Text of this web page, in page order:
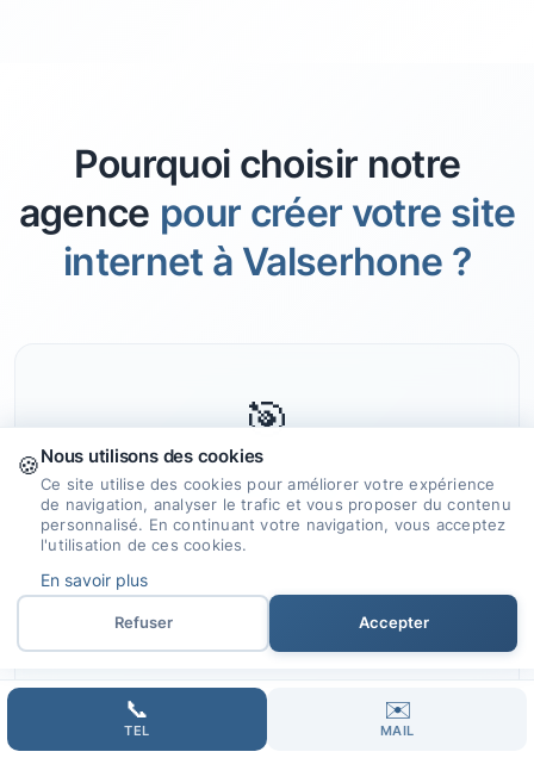
Pourquoi choisir notre
agence pour créer votre site
internet à Valserhone ?
🎯
Expertise et Savoir-faire
Nous mettons notre expérience et nos
compétences au service de votre projet
de création de site internet, assurant
des résultats remarquables.
📞
TEL
✉️
MAIL
🍪Nous utilisons des cookies
Ce site utilise des cookies pour améliorer votre expérience
de navigation, analyser le trafic et vous proposer du contenu
personnalisé. En continuant votre navigation, vous acceptez
l'utilisation de ces cookies.
En savoir plus
Refuser Accepter